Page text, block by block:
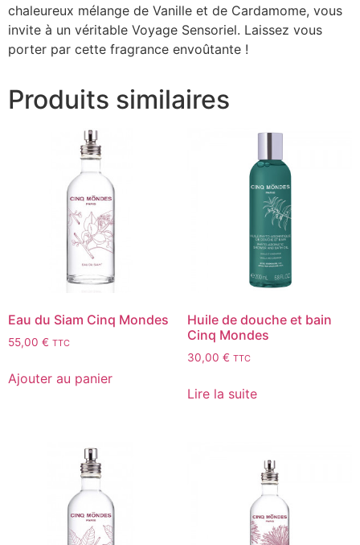
chaleureux mélange de Vanille et de Cardamome, vous
invite à un véritable Voyage Sensoriel. Laissez vous
porter par cette fragrance envoûtante !
Produits similaires
Eau du Siam Cinq Mondes
55,00 € TTC
Ajouter au panier
Huile de douche et bain
Cinq Mondes
30,00 € TTC
Lire la suite